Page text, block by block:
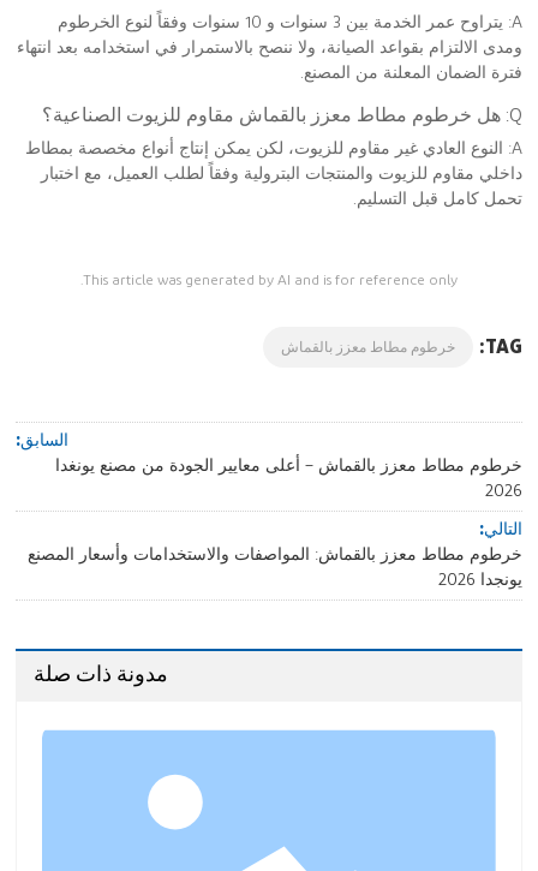
A: يتراوح عمر الخدمة بين 3 سنوات و 10 سنوات وفقاً لنوع الخرطوم
ومدى الالتزام بقواعد الصيانة، ولا ننصح بالاستمرار في استخدامه بعد انتهاء
فترة الضمان المعلنة من المصنع.
Q: هل خرطوم مطاط معزز بالقماش مقاوم للزيوت الصناعية؟
A: النوع العادي غير مقاوم للزيوت، لكن يمكن إنتاج أنواع مخصصة بمطاط
داخلي مقاوم للزيوت والمنتجات البترولية وفقاً لطلب العميل، مع اختبار
تحمل كامل قبل التسليم.
This article was generated by AI and is for reference only.
TAG: خرطوم مطاط معزز بالقماش
السابق:
خرطوم مطاط معزز بالقماش – أعلى معايير الجودة من مصنع يونغدا
2026
التالي:
خرطوم مطاط معزز بالقماش: المواصفات والاستخدامات وأسعار المصنع
يونجدا 2026
مدونة ذات صلة